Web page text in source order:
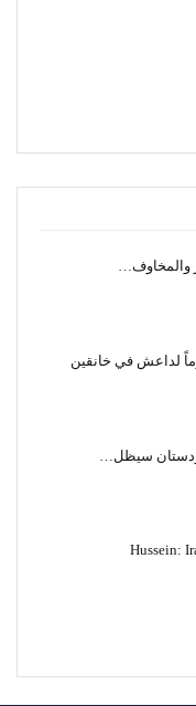
والمخاوف…
لداعش في خانقين
سيظل…
Hussein: